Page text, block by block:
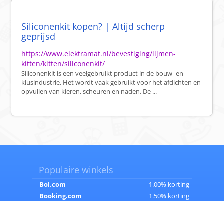
Siliconenkit kopen? | Altijd scherp
geprijsd
https://www.elektramat.nl/bevestiging/lijmen-
kitten/kitten/siliconenkit/
Siliconenkit is een veelgebruikt product in de bouw- en
klusindustrie. Het wordt vaak gebruikt voor het afdichten en
opvullen van kieren, scheuren en naden. De ...
Populaire winkels
Bol.com
1.00% korting
Booking.com
1.50% korting